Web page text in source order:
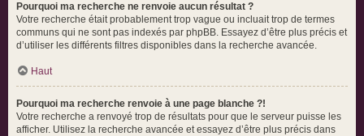
Pourquoi ma recherche ne renvoie aucun résultat ?
Votre recherche était probablement trop vague ou incluait trop de termes
communs qui ne sont pas indexés par phpBB. Essayez d’être plus précis et
d’utiliser les différents filtres disponibles dans la recherche avancée.
Haut
Pourquoi ma recherche renvoie à une page blanche ?!
Votre recherche a renvoyé trop de résultats pour que le serveur puisse les
afficher. Utilisez la recherche avancée et essayez d’être plus précis dans